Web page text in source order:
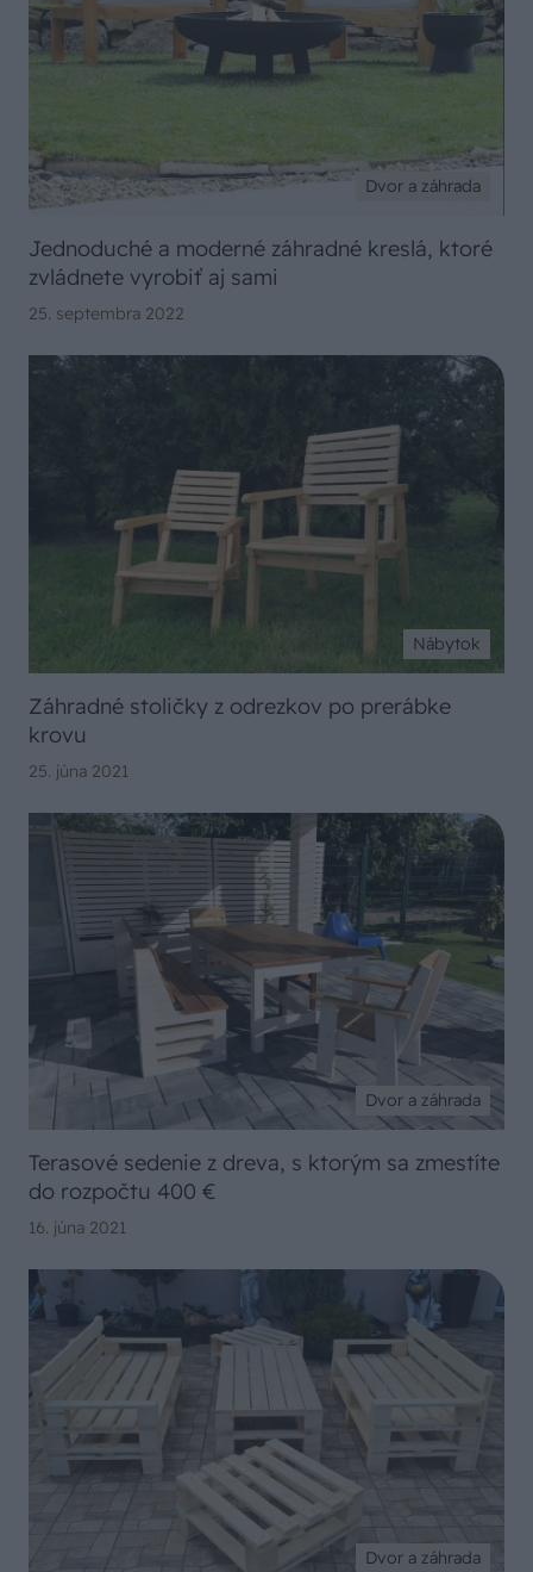
Dvor a záhrada
Jednoduché a moderné záhradné kreslá, ktoré
zvládnete vyrobiť aj sami
25. septembra 2022
Nábytok
Záhradné stoličky z odrezkov po prerábke
krovu
25. júna 2021
Dvor a záhrada
Terasové sedenie z dreva, s ktorým sa zmestíte
do rozpočtu 400 €
16. júna 2021
Dvor a záhrada